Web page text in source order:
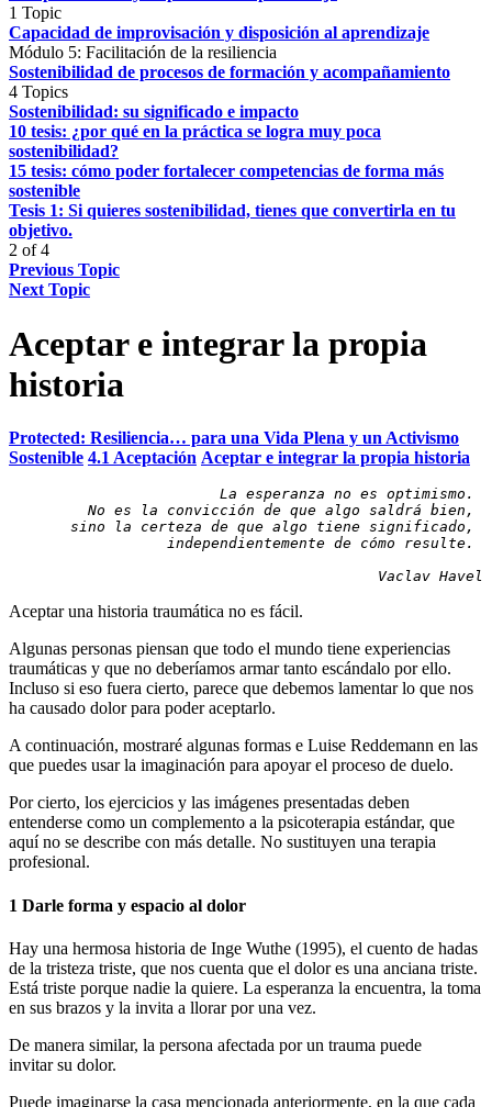
1 Topic
Capacidad de improvisación y disposición al aprendizaje
Módulo 5: Facilitación de la resiliencia
Sostenibilidad de procesos de formación y acompañamiento
4 Topics
Sostenibilidad: su significado e impacto
10 tesis: ¿por qué en la práctica se logra muy poca
sostenibilidad?
15 tesis: cómo poder fortalecer competencias de forma más
sostenible
Tesis 1: Si quieres sostenibilidad, tienes que convertirla en tu
objetivo.
2 of 4
Previous Topic
Next Topic
Aceptar e integrar la propia
historia
Protected: Resiliencia… para una Vida Plena y un Activismo
Sostenible 4.1 Aceptación Aceptar e integrar la propia historia
La esperanza no es optimismo.
No es la convicción de que algo saldrá bien,
sino la certeza de que algo tiene significado,
independientemente de cómo resulte.
Vaclav Havel
Aceptar una historia traumática no es fácil.
Algunas personas piensan que todo el mundo tiene experiencias
traumáticas y que no deberíamos armar tanto escándalo por ello.
Incluso si eso fuera cierto, parece que debemos lamentar lo que nos
ha causado dolor para poder aceptarlo.
A continuación, mostraré algunas formas e Luise Reddemann en las
que puedes usar la imaginación para apoyar el proceso de duelo.
Por cierto, los ejercicios y las imágenes presentadas deben
entenderse como un complemento a la psicoterapia estándar, que
aquí no se describe con más detalle. No sustituyen una terapia
profesional.
1 Darle forma y espacio al dolor
Hay una hermosa historia de Inge Wuthe (1995), el cuento de hadas
de la tristeza triste, que nos cuenta que el dolor es una anciana triste.
Está triste porque nadie la quiere. La esperanza la encuentra, la toma
en sus brazos y la invita a llorar por una vez.
De manera similar, la persona afectada por un trauma puede
invitar su dolor.
Puede imaginarse la casa mencionada anteriormente, en la que cada